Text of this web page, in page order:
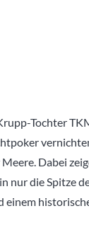
Tochter
Dabei
nur die Spitze
einem